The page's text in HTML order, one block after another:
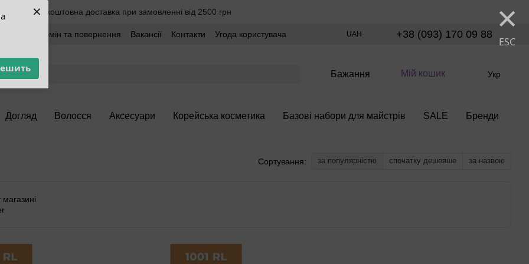
× ×
ESC
Безкоштовна доставка при замовленні від 2500 грн
Обмін та повернення Вакансії Контакти
Угода користувача
UAH +38 (093) 170 09 88
Бажання Мій кошик Укр
Догляд Волосся Аксесуари Корейська косметика Базові набори для майстрів SALE Бренди
Сортування: за популярністю спочатку дешевше за назвою